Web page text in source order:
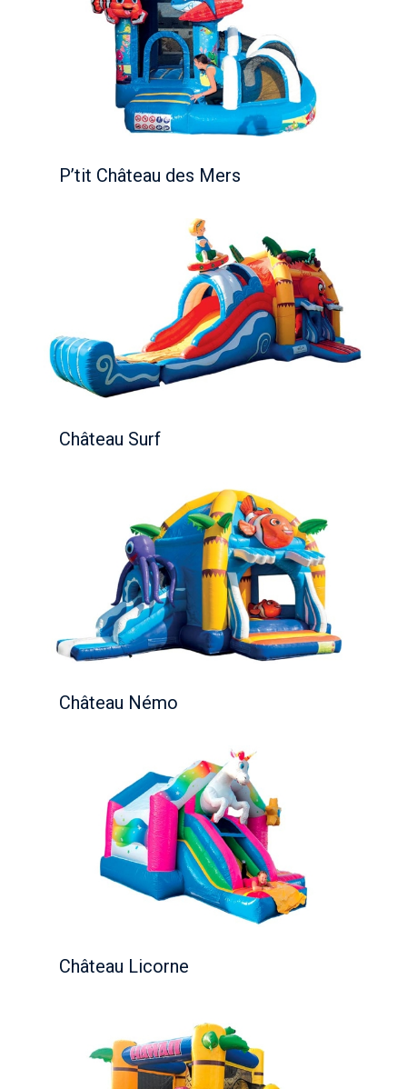
P’tit Château des Mers
Château Surf
Château Némo
Château Licorne